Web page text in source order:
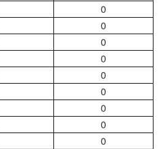
0
0
0
0
0
0
0
0
0